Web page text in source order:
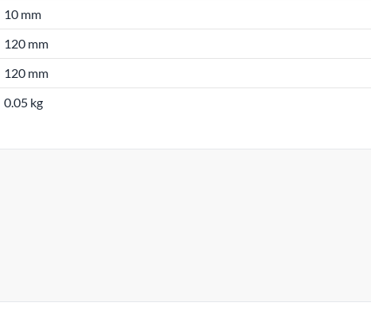
10 mm
120 mm
120 mm
0.05 kg